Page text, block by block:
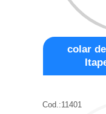
colar
Cod.:11401